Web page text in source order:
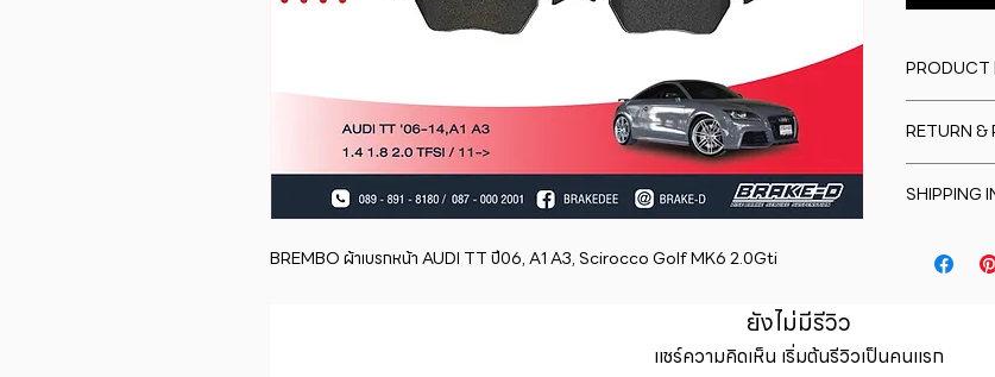
BREMBO ผ้าเบรกหน้า AUDI TT ปี06, A1 A3, Scirocco Golf MK6 2.0Gti
PRODUCT
material,
great
RETURN &
to let your
way to
SHIPPING
can buy
ยังไม่มีรีวิว
แชร์ความคิดเห็น เริ่มต้นรีวิวเป็นคนแรก